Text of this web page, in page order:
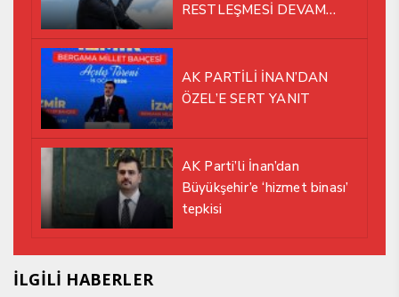
RESTLEŞMESİ DEVAM
AK PARTİLİ İNAN’DAN
ÖZEL’E SERT YANIT
AK Parti’li İnan’dan
Büyükşehir’e ‘hizmet binası’
tepkisi
İLGİLİ HABERLER